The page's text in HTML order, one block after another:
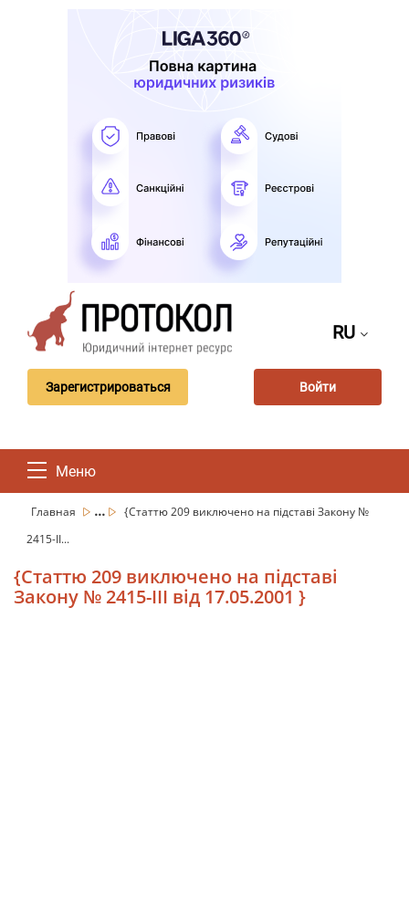
RU
Зарегистрироваться Войти
Меню
Главная ...
{Статтю 209 виключено на підставі Закону №
2415-II...
{Статтю 209 виключено на підставі
Закону № 2415-III від 17.05.2001 }